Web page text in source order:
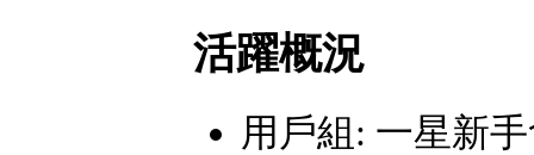
活躍概況
用戶組: 一星新